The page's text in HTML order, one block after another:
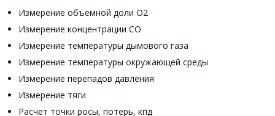
Измерение объемной доли О2
Измерение концентрации СО
Измерение температуры дымового газа
Измерение температуры окружающей среды
Измерение перепадов давления
Измерение тяги
Расчет точки росы, потерь, кпд